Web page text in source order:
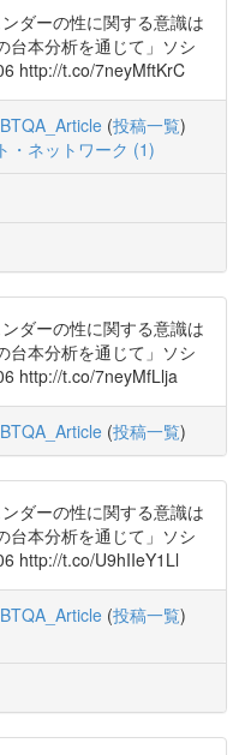
ダーの性に関する意識は
台本分析を通じて」ソシ
http://t.co/7neyMftKrC
(投稿一覧)
・ネットワーク (1)
ダーの性に関する意識は
台本分析を通じて」ソシ
http://t.co/7neyMfLlja
(投稿一覧)
ダーの性に関する意識は
台本分析を通じて」ソシ
http://t.co/U9hIIeY1Ll
(投稿一覧)